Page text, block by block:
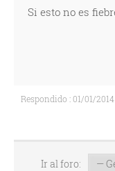
Si esto no es
Respondido : 01/01/2014
Ir al foro: